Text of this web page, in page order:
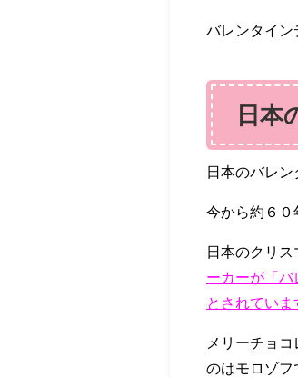
バレンタイン
日本
日本のバレ
今から約６０
日本のクリ
ーカーが「
とされていま
メリーチョ
のはモロゾフ